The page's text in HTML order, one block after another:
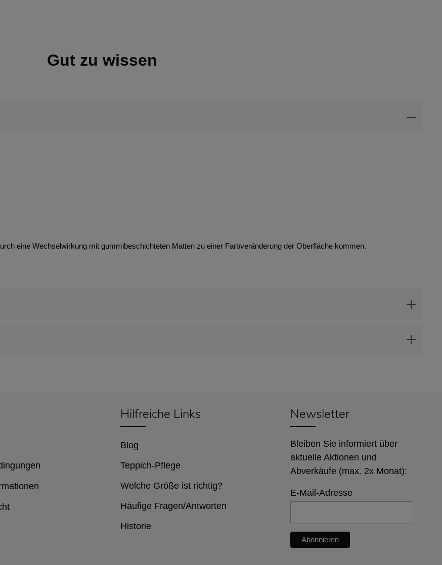
Gut zu wissen
eine Wechselwirkung mit gummibeschichteten Matten zu einer Farbveränderung der Oberfläche kommen.
Newsletter
Bleiben Sie informiert über
aktuelle Aktionen und
Abverkäufe (max. 2x Monat):
E-Mail-Adresse
Hilfreiche Links
Blog
Teppich-Pflege
Welche Größe ist richtig?
Häufige Fragen/Antworten
Historie